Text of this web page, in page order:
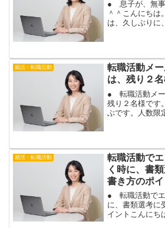
● 息子が、無事
＾＾こんにちは
は、久しぶりに
と、無事に産ま
就活・転職活動
転職活動メ
は、残り２名
● 転職活動メー
残り２名様です
ぶです。人数限
たい場合は、お
就活・転職活動
転職活動で
く時に、書
書き方のポイ
● 転職活動でエ
に、書類選考に
イントこんにち